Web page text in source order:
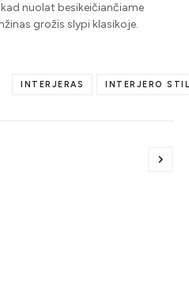
nuolat besikeičiančiame
grožis slypi klasikoje.
INTERJERAS INTERJERO